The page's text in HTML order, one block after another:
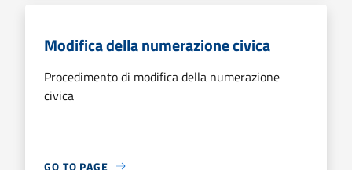
Modifica della numerazione civica
Procedimento di modifica della numerazione
civica
GO TO PAGE